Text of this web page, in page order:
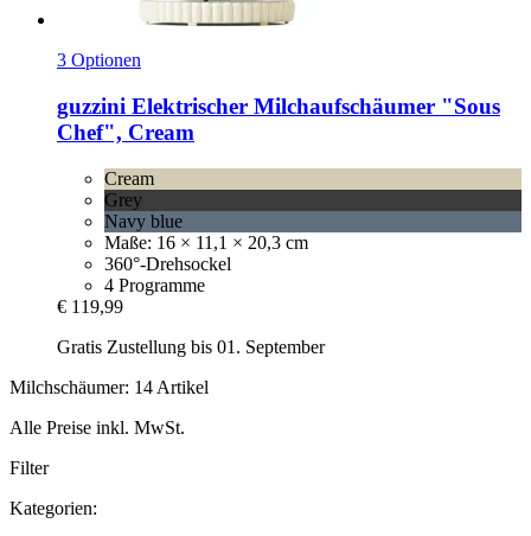
3 Optionen
guzzini Elektrischer Milchaufschäumer "Sous
Chef", Cream
Cream
Grey
Navy blue
Maße: 16 × 11,1 × 20,3 cm
360°-Drehsockel
4 Programme
€ 119,99
Gratis Zustellung bis 01. September
Milchschäumer: 14 Artikel
Alle Preise inkl. MwSt.
Filter
Kategorien: